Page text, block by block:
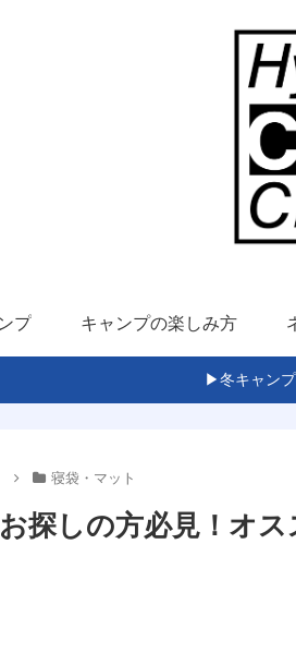
プ キャンプの楽しみ方
▶冬キャン
寝袋・マット
探しの方必見！オ